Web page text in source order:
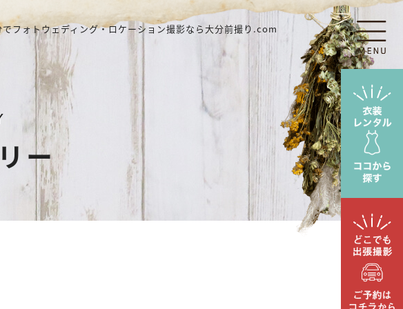
でフォトウェディング・ロケーション撮影なら大分前撮り.com
ー